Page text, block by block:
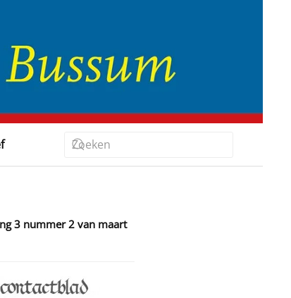
3 nummer 2 van maart